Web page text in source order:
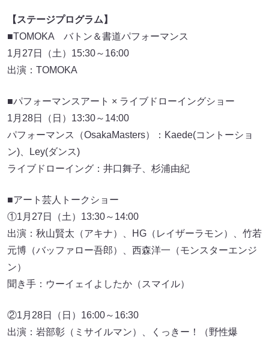
【ステージプログラム】
■TOMOKA バトン＆書道パフォーマンス
1月27日（土）15:30～16:00
出演：TOMOKA
■パフォーマンスアート × ライブドローイングショー
1月28日（日）13:30～14:00
パフォーマンス（OsakaMasters）：Kaede(コントーショ
ン)、Ley(ダンス)
ライブドローイング：井口舞子、杉浦由紀
■アート芸人トークショー
①1月27日（土）13:30～14:00
出演：秋山賢太（アキナ）、HG（レイザーラモン）、竹若
元博（バッファロー吾郎）、西森洋一（モンスターエンジ
ン）
聞き手：ウーイェイよしたか（スマイル）
②1月28日（日）16:00～16:30
出演：岩部彰（ミサイルマン）、くっきー！（野性爆